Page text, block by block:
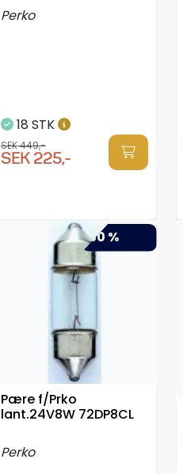
Perko
18 STK
SEK 449,-
SEK 225,-
-50 %
Pære f/Prko
lant.24V8W 72DP8CL
Perko